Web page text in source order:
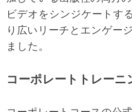
ビデオをシンジケートす
り広いリーチとエンゲー
ました。
コーポレートトレーニ